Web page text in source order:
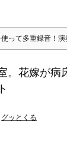
って多重録音！演
。花嫁が病
グッとくる